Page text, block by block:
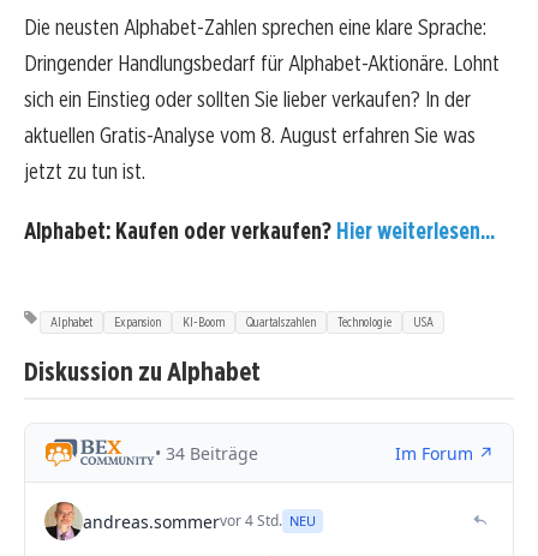
Die neusten Alphabet-Zahlen sprechen eine klare Sprache:
Dringender Handlungsbedarf für Alphabet-Aktionäre. Lohnt
sich ein Einstieg oder sollten Sie lieber verkaufen? In der
aktuellen Gratis-Analyse vom 8. August erfahren Sie was
jetzt zu tun ist.
Alphabet: Kaufen oder verkaufen? Hier weiterlesen...
Alphabet Expansion KI-Boom Quartalszahlen Technologie USA
Diskussion zu Alphabet